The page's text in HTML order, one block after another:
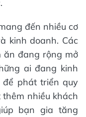
đến nhiều cơ
kinh doanh. Các
ăn đang rộng mở
ai đang kinh
phát triển quy
nhiều khách
bạn gia tăng